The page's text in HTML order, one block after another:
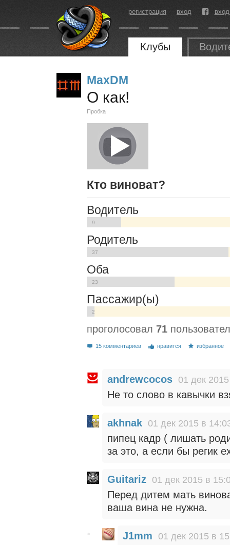
регистрация вход
Клубы
MaxDM
О как!
Пробка
Кто виноват?
Водитель
9
Родитель
37
Оба
23
Пассажир(ы)
2
проголосовал 71
15 комментариев нравится избранное
andrewcocos 01 дек
Не то слово в кавычки
akhnak 01 дек 2015 в
пипец кадр ( лишать
за это, а если бы регик
Guitariz 01 дек 2015 в
Перед дитем мать
ваша вина не нужна.
J1mm 01 дек 2015 в